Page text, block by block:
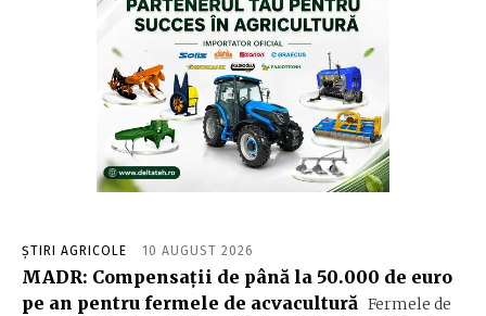
ȘTIRI AGRICOLE 10 AUGUST 2026
MADR: Compensaţii de până la 50.000 de euro
pe an pentru fermele de acvacultură Fermele de